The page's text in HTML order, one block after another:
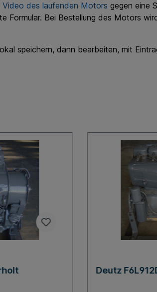
Video des laufenden Motors gegen eine
Formular. Bei Bestellung des Motors
speichern, dann bearbeiten, mit
Deutz